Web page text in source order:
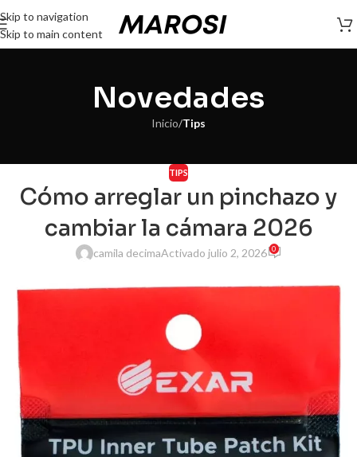
Skip to navigation
Skip to main content
Novedades
Inicio/Tips
TIPS
Cómo arreglar un pinchazo y
cambiar la cámara 2026
camila decimaActivado julio 2, 2026 0